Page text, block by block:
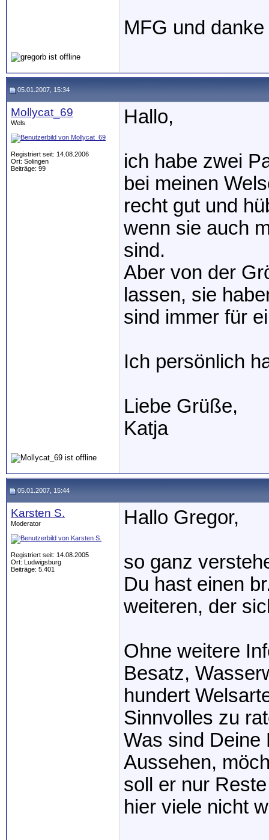
MFG und
05.01.2007, 15:34
Mollycat_69
Wels
Registriert seit: 14.08.2006
Ort: Solingen
Beiträge: 99
Hallo,
ich habe zwei
bei meinen
recht gut und
wenn sie auch
sind.
Aber von der
lassen, sie
sind immer für
Ich persönlich
Liebe Grüße,
Katja
05.01.2007, 15:44
Karsten S.
Moderator
Registriert seit: 14.08.2005
Ort: Ludwigsburg
Beiträge: 5.401
Hallo Gregor,
so ganz
Du hast einen
weiteren, der
Ohne weitere
Besatz,
hundert
Sinnvolles zu
Was sind Deine
Aussehen,
soll er nur
hier viele nicht